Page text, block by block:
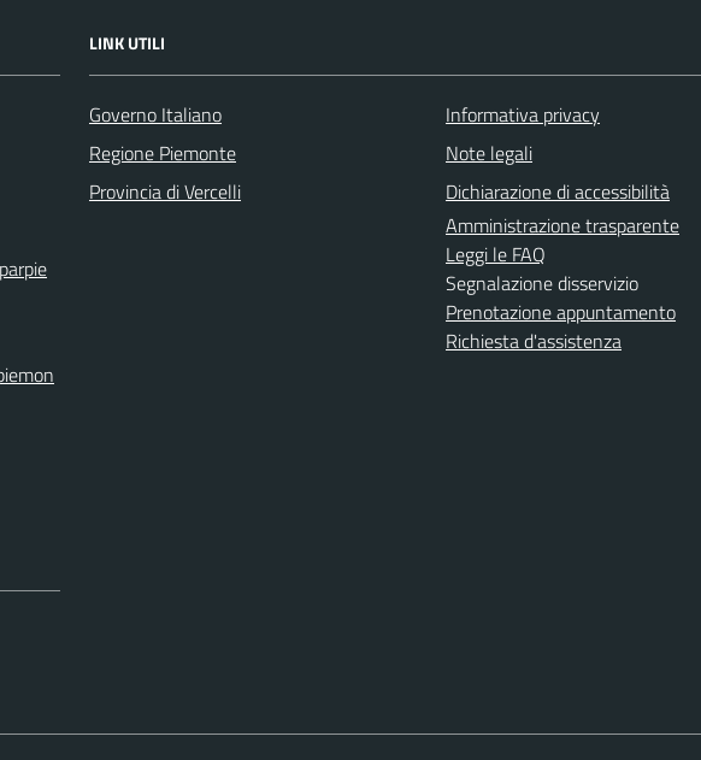
LINK UTILI
Governo Italiano
Regione Piemonte
Provincia di Vercelli
Informativa privacy
Note legali
Dichiarazione di accessibilità
Amministrazione trasparente
Leggi le FAQ
Segnalazione disservizio
Prenotazione appuntamento
Richiesta d'assistenza